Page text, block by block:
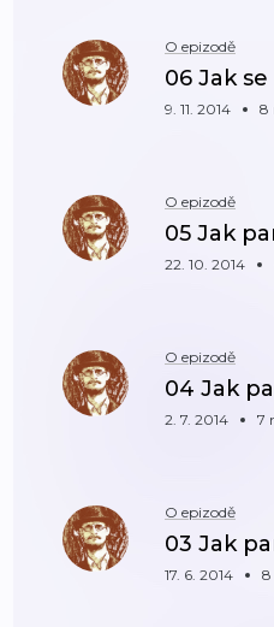
O epizodě
06 Jak
9. 11. 2014 8
O epizodě
05 Jak
22. 10. 2014
O epizodě
04 Jak
2. 7. 2014 7
O epizodě
03 Jak
17. 6. 2014 8